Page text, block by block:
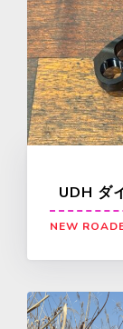
UDH ダ
NEW